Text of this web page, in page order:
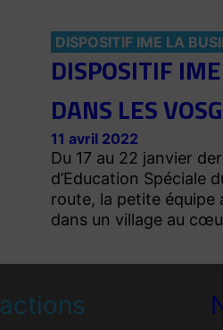
DISPOSITIF IME LA
DISPOSITIF
DANS LES
11 avril 2022
Du 17 au 22 janvier
d’Education Spéciale
route, la petite équipe
dans un village au